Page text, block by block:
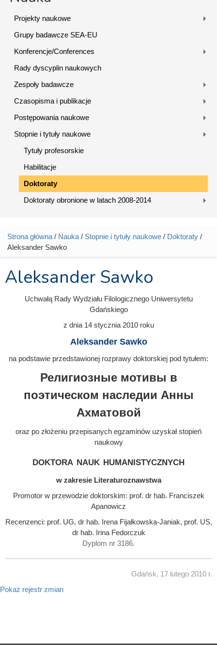
Projekty naukowe
Grupy badawcze SEA-EU
Konferencje/Conferences
Rady dyscyplin naukowych
Zespoły badawcze
Czasopisma i publikacje
Postępowania naukowe
Stopnie i tytuły naukowe
Tytuły profesorskie
Habilitacje
Doktoraty
Doktoraty obronione w latach 2008-2014
Jesteś tutaj
Strona główna / Nauka / Stopnie i tytuły naukowe / Doktoraty /
Aleksander Sawko
Aleksander Sawko
Uchwałą Rady Wydziału Filologicznego Uniwersytetu
Gdańskiego
z dnia 14 stycznia 2010roku
Aleksander Sawko
na podstawie przedstawionej rozprawy doktorskiej pod tytułem:
Религиозные мотивы в
поэтическом наследии Анны
Ахматовой
oraz po złożeniu przepisanych egzaminów uzyskał stopień
naukowy
doktora nauk humanistycznych
w zakresie Literaturoznawstwa
Promotor w przewodzie doktorskim: prof. dr hab. Franciszek
Apanowicz
Recenzenci: prof. UG, dr hab. Irena Fijałkowska-Janiak, prof. US,
dr hab. Irina Fedorczuk
Dyplom nr 3186.
Gdańsk, 17 lutego 2010 r.
Pokaż rejestr zmian